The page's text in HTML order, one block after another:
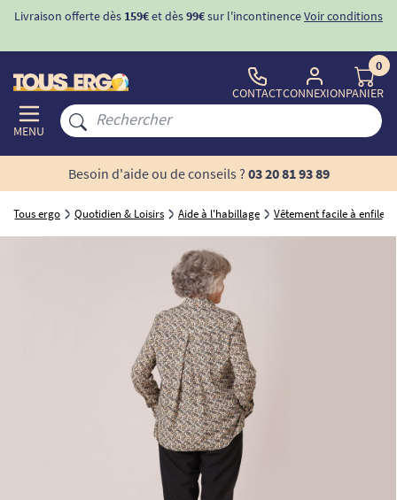
Livraison offerte dès 159€et dès99€sur l'incontinenceVoir conditions
MENU
CONTACTCONNEXION
0
PANIER
Besoin d'aide ou de conseils ? 03 20 81 93 89
Tous ergo Quotidien & Loisirs Aide à l'habillage Vêtement facile à enfiler